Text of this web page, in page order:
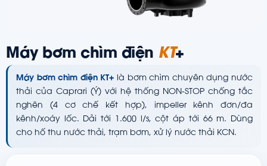
Máy bơm chìm điện KT+
Máy bơm chìm điện KT+ là bơm chìm chuyên dụng nước
thải của Caprari (Ý) với hệ thống NON-STOP chống tắc
nghẽn (4 cơ chế kết hợp), impeller kênh đơn/đa
kênh/xoáy lốc. Dải tới 1.600 l/s, cột áp tới 66 m. Dùng
cho hố thu nước thải, trạm bơm, xử lý nước thải KCN.